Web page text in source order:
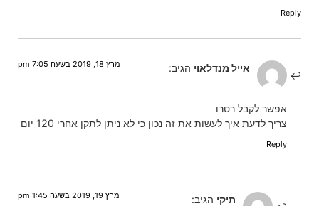
Reply
אייל מנדלאוי הגיב: מרץ 18, 2019 בשעה 7:05 pm
אפשר לקבל רטרו
צריך לדעת איך לעשות את זה נכון כי לא ניתן לתקן אחרי 120 יום
Reply
תיקי הגיב: מרץ 19, 2019 בשעה 1:45 pm